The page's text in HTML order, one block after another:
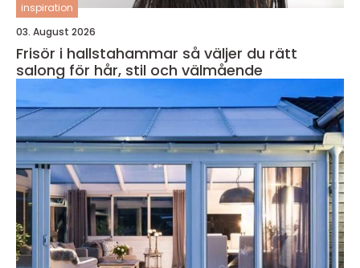
inspiration
03. August 2026
Frisör i hallstahammar så väljer du rätt
salong för hår, stil och välmående